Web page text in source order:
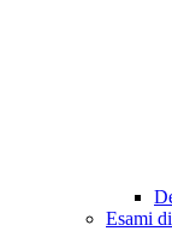
Esami